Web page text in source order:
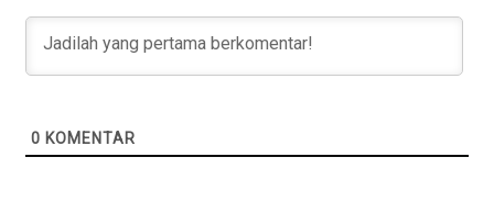
0 KOMENTAR